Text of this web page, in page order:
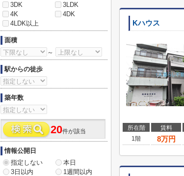
Kハウス
所在階 賃料
1階
8万円
3DK
3LDK
4K
4DK
4LDK以上
面積
～
駅からの徒歩
築年数
20件が該当
情報公開日
指定しない
本日
3日以内
1週間以内